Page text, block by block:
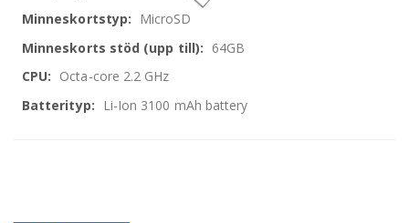
MicroSD
64GB
Octa-core 2.2 GHz
Li-Ion 3100 mAh battery